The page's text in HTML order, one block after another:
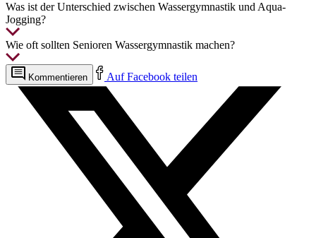
Was ist der Unterschied zwischen Wassergymnastik und Aqua-
Jogging?
Wie oft sollten Senioren Wassergymnastik machen?
Kommentieren Auf Facebook teilen